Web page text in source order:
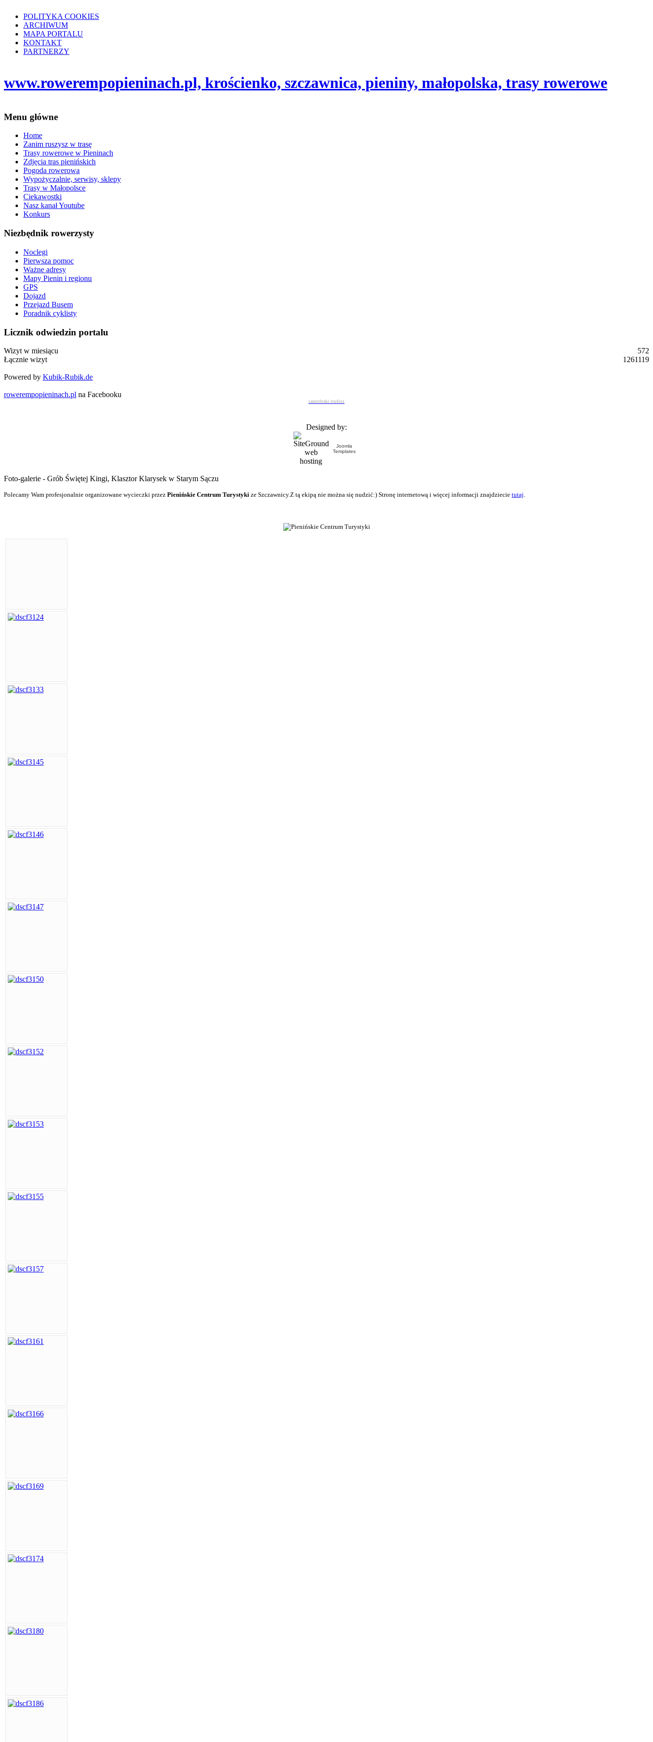
POLITYKA COOKIES
ARCHIWUM
MAPA PORTALU
KONTAKT
PARTNERZY
www.rowerempopieninach.pl, krościenko, szczawnica, pieniny, małopolska, trasy rowerowe
Menu główne
Home
Zanim ruszysz w trasę
Trasy rowerowe w Pieninach
Zdjęcia tras pienińskich
Pogoda rowerowa
Wypożyczalnie, serwisy, sklepy
Trasy w Małopolsce
Ciekawostki
Nasz kanał Youtube
Konkurs
Niezbędnik rowerzysty
Noclegi
Pierwsza pomoc
Ważne adresy
Mapy Pienin i regionu
GPS
Dojazd
Przejazd Busem
Poradnik cyklisty
Licznik odwiedzin portalu
Wizyt w miesiącu
572
Łącznie wizyt
1261119
Powered by Kubik-Rubik.de
rowerempopieninach.pl na Facebooku
samothraki studios
Designed by:
Joomla
Templates
Foto-galerie - Grób Świętej Kingi, Klasztor Klarysek w Starym Sączu
Polecamy Wam profesjonalnie organizowane wycieczki przez Pienińskie Centrum Turystyki ze Szczawnicy.Z tą ekipą nie można się nudzić:) Stronę internetową i więcej informacji znajdziecie tutaj.